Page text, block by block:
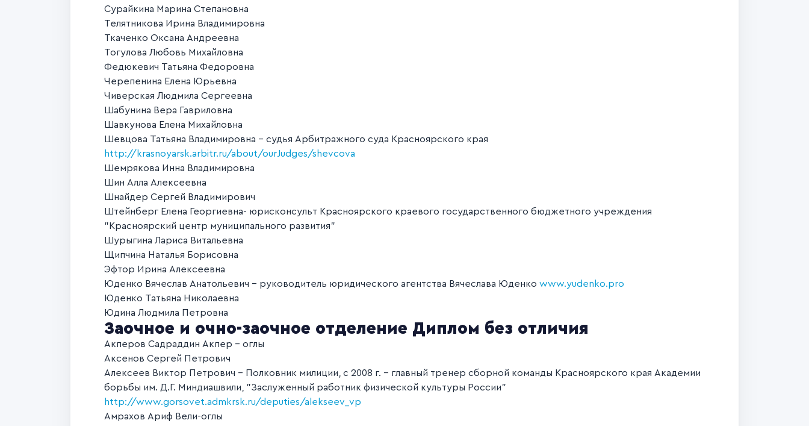
Сурайкина Марина Степановна
Телятникова Ирина Владимировна
Ткаченко Оксана Андреевна
Тогулова Любовь Михайловна
Федюкевич Татьяна Федоровна
Черепенина Елена Юрьевна
Чиверская Людмила Сергеевна
Шабунина Вера Гавриловна
Шавкунова Елена Михайловна
Шевцова Татьяна Владимировна - судья Арбитражного суда Красноярского края
http://krasnoyarsk.arbitr.ru/about/ourJudges/shevcova
Шемрякова Инна Владимировна
Шин Алла Алексеевна
Шнайдер Сергей Владимирович
Штейнберг Елена Георгиевна- юрисконсульт Красноярского краевого государственного бюджетного учреждения
"Красноярский центр муниципального развития"
Шурыгина Лариса Витальевна
Щипчина Наталья Борисовна
Эфтор Ирина Алексеевна
Юденко Вячеслав Анатольевич - руководитель юридического агентства Вячеслава Юденко www.yudenko.pro
Юденко Татьяна Николаевна
Юдина Людмила Петровна
Заочное и очно-заочное отделение Диплом без отличия
Акперов Садраддин Акпер - оглы
Аксенов Сергей Петрович
Алексеев Виктор Петрович - Полковник милиции, с 2008 г. - главный тренер сборной команды Красноярского края Академии
борьбы им. Д.Г. Миндиашвили, "Заслуженный работник физической культуры России"
http://www.gorsovet.admkrsk.ru/deputies/alekseev_vp
Амрахов Ариф Вели-оглы